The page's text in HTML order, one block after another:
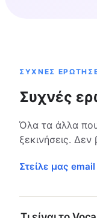
ΣΥΧΝΈΣ
Συχνές
Όλα τα άλλα που
ξεκινήσεις.
Στείλε μας email